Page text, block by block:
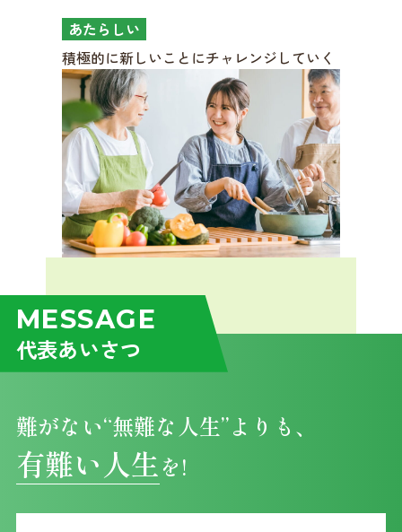
あたらしい
積極的に新しいことにチャレンジしていく
MESSAGE
代表あいさつ
難がない“無難な人生”よりも、
有難い人生 を!